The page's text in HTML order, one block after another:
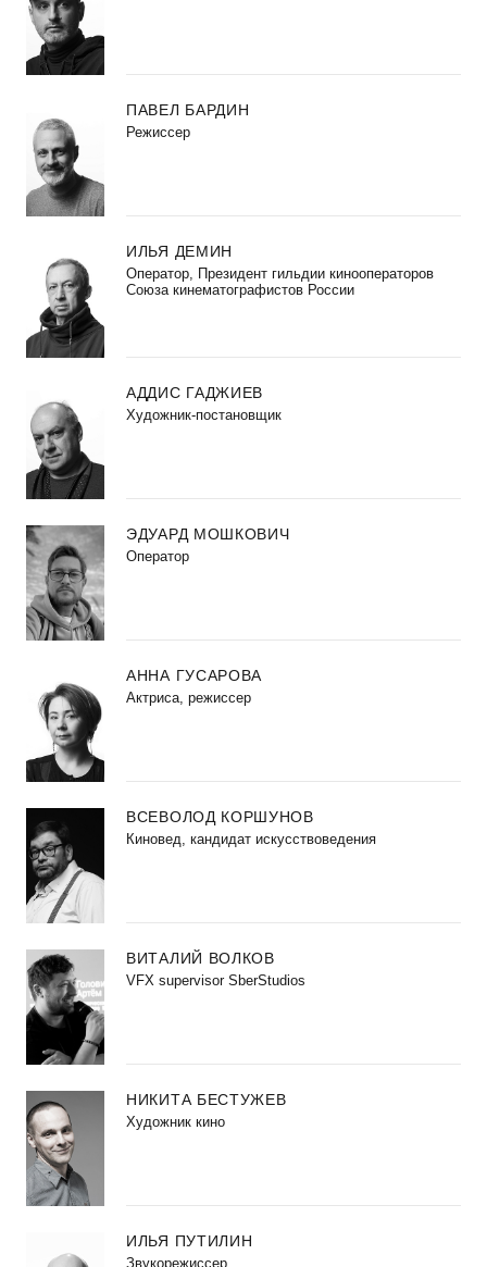
ПАВЕЛ БАРДИН
Режиссер
ИЛЬЯ ДЕМИН
Оператор, Президент гильдии кинооператоров
Союза кинематографистов России
АДДИС ГАДЖИЕВ
Художник-постановщик
ЭДУАРД МОШКОВИЧ
Оператор
АННА ГУСАРОВА
Актриса, режиссер
ВСЕВОЛОД КОРШУНОВ
Киновед, кандидат искусствоведения
ВИТАЛИЙ ВОЛКОВ
VFX supervisor SberStudios
НИКИТА БЕСТУЖЕВ
Художник кино
ИЛЬЯ ПУТИЛИН
Звукорежиссер